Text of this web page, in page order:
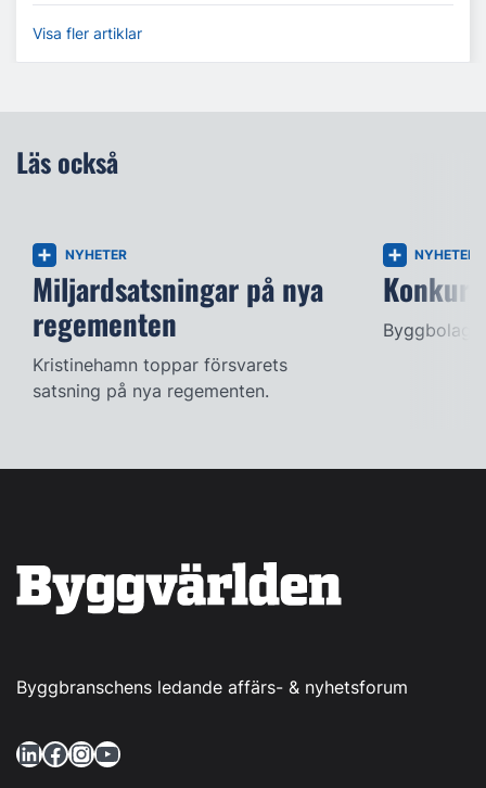
Visa fler artiklar
Läs också
NYHETER
Miljardsatsningar på nya
regementen
Kristinehamn toppar försvarets
satsning på nya regementen.
NYHETER
Byggbolag
Byggbranschens ledande affärs- & nyhetsforum
LinkedIn Facebook InstagramYouTube